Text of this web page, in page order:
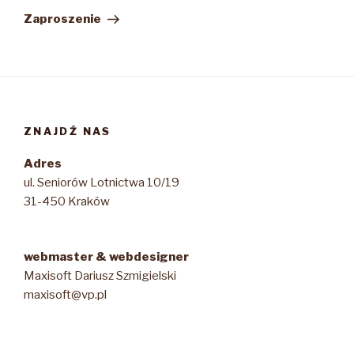
wpis
Zaproszenie
ZNAJDŹ NAS
Adres
ul. Seniorów Lotnictwa 10/19
31-450 Kraków
webmaster & webdesigner
Maxisoft Dariusz Szmigielski
maxisoft@vp.pl